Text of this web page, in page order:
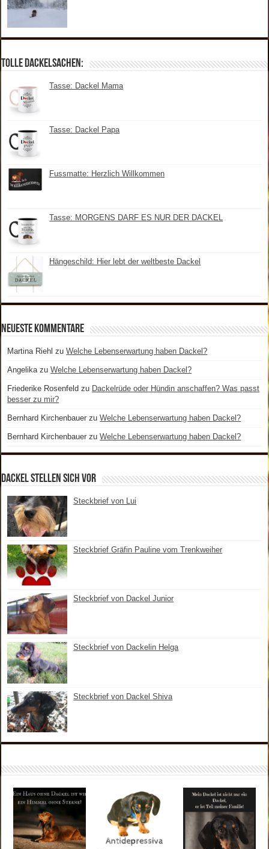
Tolle Dackelsachen:
Tasse: Dackel Mama
Tasse: Dackel Papa
Fussmatte: Herzlich Willkommen
Tasse: MORGENS DARF ES NUR DER DACKEL
Hängeschild: Hier lebt der weltbeste Dackel
Neueste Kommentare
Martina Riehl zuWelche Lebenserwartung haben Dackel?
Angelika zuWelche Lebenserwartung haben Dackel?
Friederike Rosenfeld zu Dackelrüde oder Hündin anschaffen? Was passt
besser zu mir?
Bernhard Kirchenbauer zuWelche Lebenserwartung haben Dackel?
Bernhard Kirchenbauer zuWelche Lebenserwartung haben Dackel?
Dackel stellen sich vor
Steckbrief von Lui
Steckbrief Gräfin Pauline vom Trenkweiher
Steckbrief von Dackel Junior
Steckbrief von Dackelin Helga
Steckbrief von Dackel Shiva